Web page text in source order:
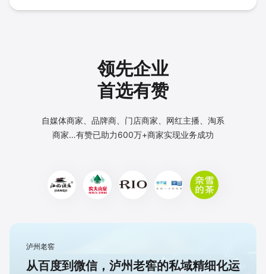
领先企业
首选有赞
自媒体商家、品牌商、门店商家、网红主播、淘系
商家…有赞已助力600万+商家实现业务成功
泸州老窖
从百度到微信，泸州老窖的私域精细化运